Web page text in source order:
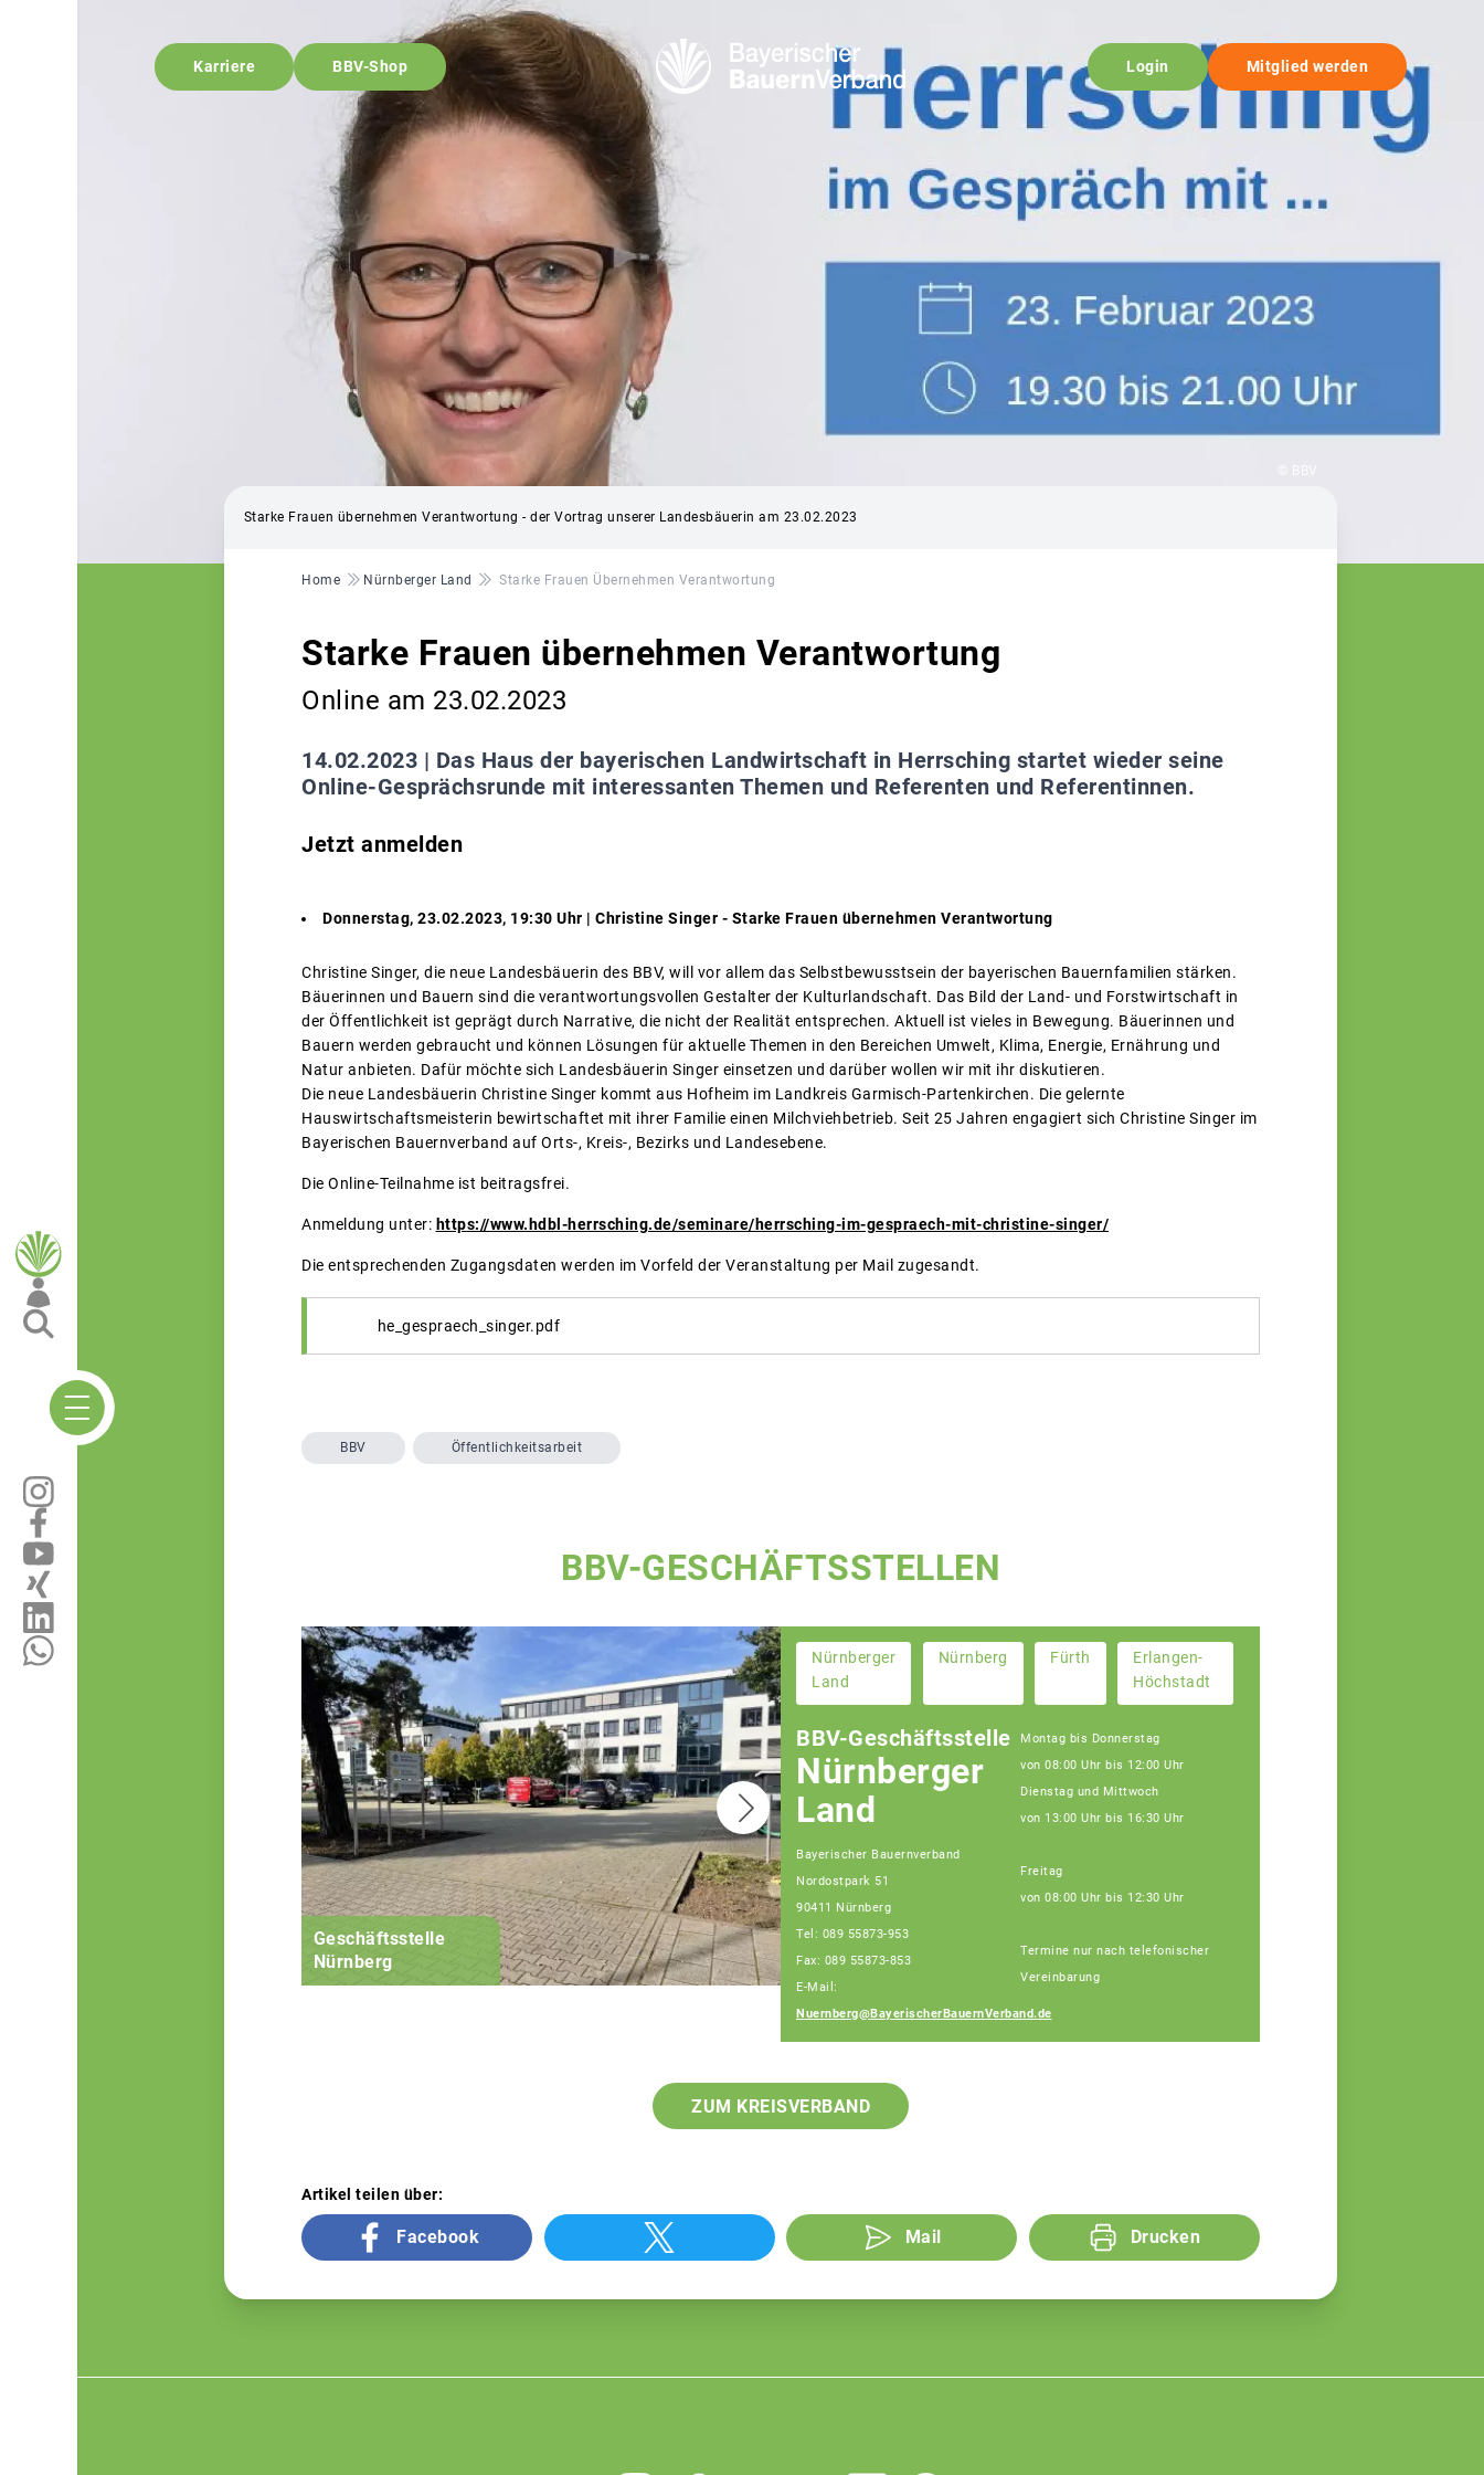
Karriere BBV-Shop Login Mitglied werden
Starke Frauen übernehmen Verantwortung - der Vortrag unserer Landesbäuerin am 23.02.2023
Pfadnavigation
Home Nürnberger Land Starke Frauen Übernehmen Verantwortung
Starke Frauen übernehmen Verantwortung
Online am 23.02.2023
14.02.2023 | Das Haus der bayerischen Landwirtschaft in Herrsching startet wieder seine
Online-Gesprächsrunde mit interessanten Themen und Referenten und Referentinnen.
Jetzt anmelden
Donnerstag, 23.02.2023, 19:30 Uhr | Christine Singer - Starke Frauen übernehmen Verantwortung
Christine Singer, die neue Landesbäuerin des BBV, will vor allem das Selbstbewusstsein der bayerischen Bauernfamilien stärken.
Bäuerinnen und Bauern sind die verantwortungsvollen Gestalter der Kulturlandschaft. Das Bild der Land- und Forstwirtschaft in
der Öffentlichkeit ist geprägt durch Narrative, die nicht der Realität entsprechen. Aktuell ist vieles in Bewegung. Bäuerinnen und
Bauern werden gebraucht und können Lösungen für aktuelle Themen in den Bereichen Umwelt, Klima, Energie, Ernährung und
Natur anbieten. Dafür möchte sich Landesbäuerin Singer einsetzen und darüber wollen wir mit ihr diskutieren.
Die neue Landesbäuerin Christine Singer kommt aus Hofheim im Landkreis Garmisch-Partenkirchen. Die gelernte
Hauswirtschaftsmeisterin bewirtschaftet mit ihrer Familie einen Milchviehbetrieb. Seit 25 Jahren engagiert sich Christine Singer im
Bayerischen Bauernverband auf Orts-, Kreis-, Bezirks und Landesebene.
Die Online-Teilnahme ist beitragsfrei.
Anmeldung unter: https://www.hdbl-herrsching.de/seminare/herrsching-im-gespraech-mit-christine-singer/
Die entsprechenden Zugangsdaten werden im Vorfeld der Veranstaltung per Mail zugesandt.
he_gespraech_singer.pdf
BBV Öffentlichkeitsarbeit
BBV-GESCHÄFTSSTELLEN
Geschäftsstelle
Nürnberg
Christian Huber
Geschäftsführer
Geschäftsstelle
Nürnberg
Nürnberger
Land
Nürnberg Fürth
Erlangen-
Höchstadt
BBV-Geschäftsstelle
Nürnberger
Land
Bayerischer Bauernverband
Nordostpark 51
90411 Nürnberg
Tel: 089 55873-953
Fax: 089 55873-853
E-Mail:
Nuernberg@BayerischerBauernVerband.de
Montag bis Donnerstag
von 08:00 Uhr bis 12:00 Uhr
Dienstag und Mittwoch
von 13:00 Uhr bis 16:30 Uhr
Freitag
von 08:00 Uhr bis 12:30 Uhr
Termine nur nach telefonischer
Vereinbarung
ZUM KREISVERBAND
Artikel teilen über:
Facebook Mail Drucken